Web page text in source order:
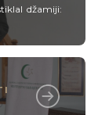
džamiji: